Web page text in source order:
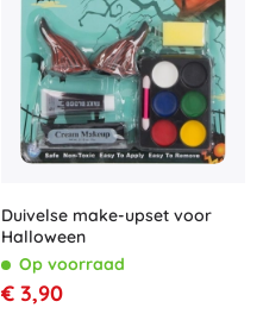
Duivelse make-upset voor
Halloween
Op voorraad
€ 3,90